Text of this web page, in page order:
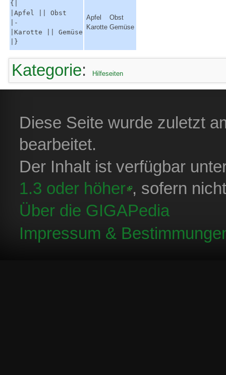
{|
|Apfel || Obst
|-
|Karotte || Gemüse
|}
Apfel
Obst
Karotte Gemüse
Kategorie: Hilfeseiten
Diese Seite wurde zuletzt
bearbeitet.
Der Inhalt ist verfügbar
1.3 oder höher , sofern
Über die GIGAPedia
Impressum &